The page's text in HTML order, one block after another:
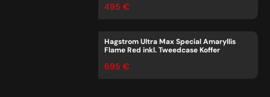
495 €
Hagstrom Ultra Max Special Amaryllis
Flame Red inkl. Tweedcase Koffer
695 €